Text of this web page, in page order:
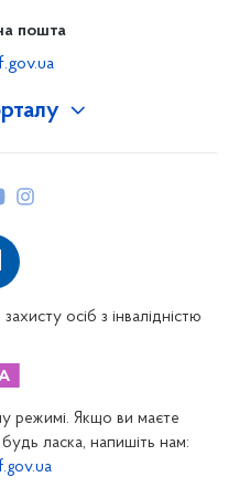
пошта
осіб з інвалідністю
режимі. Якщо ви маєте
ласка, напишіть нам: